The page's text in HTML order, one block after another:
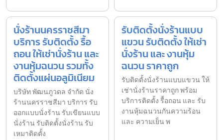
นั่งร้านนครราชสีมา
บริการ รับติดตั้ง รื้อ
ถอน ให้เช่านั่งร้าน และ
งานหุ้มฉนวน รวมทั้ง
ติดตั้งแผ่นอลูมิเนียม
บริษัท พัฒนภูวดล จำกัด นั่ง
ร้านนครราชสีมา บริการ รับ
ออกแบบนั่งร้าน รับเขียนแบบ
นั่งร้าน รับติดตั้งนั่งร้าน รับ
เหมาติดตั้ง
รับติดตั้งนั่งร้านแบบ
แขวน รับติดตั้ง ให้เช่า
นั่งร้าน และ งานหุ้ม
ฉนวน ราคาถูก
รับติดตั้งนั่งร้านแบบแขวน ให้
เช่านั่งร้านราคาถูก พร้อม
บริการติดตั้ง รื้อถอน และ รับ
งานหุ้มฉนวนกันความร้อน
และ ความเย็น พ